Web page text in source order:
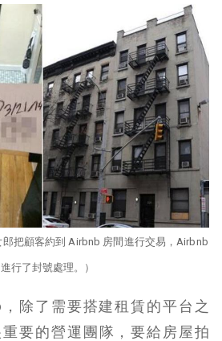
郎把顧客約到 Airbnb 房間進行交易，Airbnb
行了封號處理。）
除了需要搭建租賃的平台之
要的營運團隊，要給房屋拍